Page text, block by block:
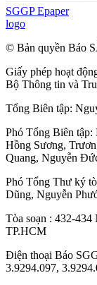
SGGP Epaper
logo
© Bản quyền Báo
Giấy phép hoạt
Bộ Thông tin và
Tổng Biên tập:
Phó Tổng Biên tập:
Hồng Sương,
Quang, Nguyễn
Phó Tổng Thư ký
Dũng, Nguyễn
Tòa soạn : 432-
TP.HCM
Điện thoại Báo
3.9294.097,